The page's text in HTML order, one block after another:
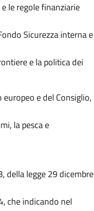
le regole finanziarie
Sicurezza interna e
e la politica dei
e del Consiglio,
la pesca e
della legge 29 dicembre
che indicando nel